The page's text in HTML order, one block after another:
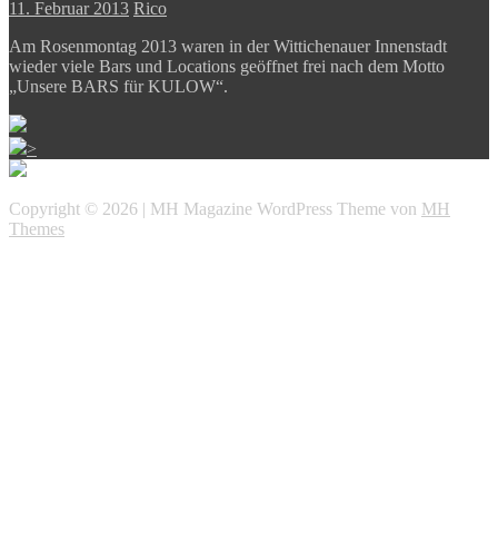
11. Februar 2013 Rico
Am Rosenmontag 2013 waren in der Wittichenauer Innenstadt
wieder viele Bars und Locations geöffnet frei nach dem Motto
„Unsere BARS für KULOW“.
>
Copyright © 2026 | MH Magazine WordPress Theme von MH
Themes